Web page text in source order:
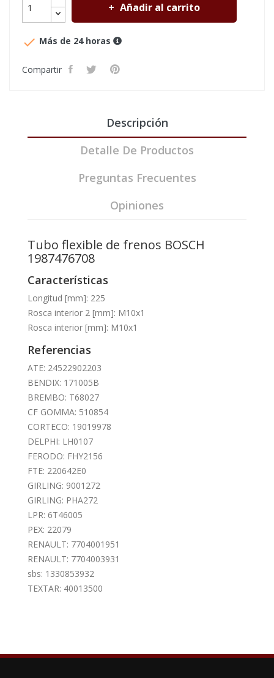
Añadir al carrito
 Más de 24 horas
Compartir
Descripción
Detalle De Productos
Preguntas Frecuentes
Opiniones
Tubo flexible de frenos BOSCH
1987476708
Características
Longitud [mm]: 225
Rosca interior 2 [mm]: M10x1
Rosca interior [mm]: M10x1
Referencias
ATE: 24522902203
BENDIX: 171005B
BREMBO: T68027
CF GOMMA: 510854
CORTECO: 19019978
DELPHI: LH0107
FERODO: FHY2156
FTE: 220642E0
GIRLING: 9001272
GIRLING: PHA272
LPR: 6T46005
PEX: 22079
RENAULT: 7704001951
RENAULT: 7704003931
sbs: 1330853932
TEXTAR: 40013500